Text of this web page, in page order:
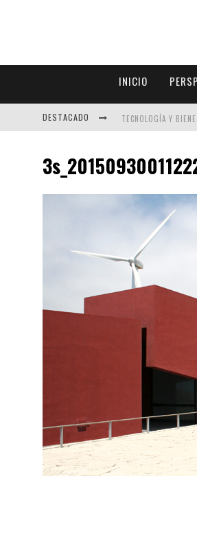
INICIO
DESTACADO TECNOLOGÍA Y
ALEXANDRA BEDOYA
EL DESPERTAR DE